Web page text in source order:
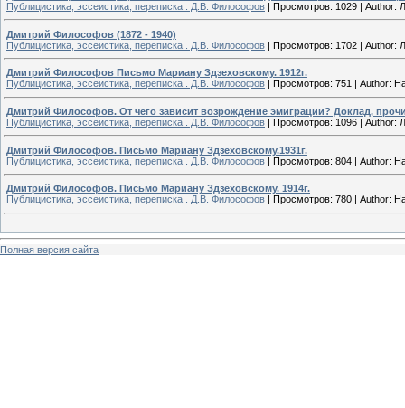
Публицистика, эссеистика, переписка . Д.В. Философов | Просмотров: 1029 | Author:
Дмитрий Философов (1872 - 1940)
Публицистика, эссеистика, переписка . Д.В. Философов | Просмотров: 1702 | Author:
Дмитрий Философов Письмо Мариану Здзеховскому. 1912г.
Публицистика, эссеистика, переписка . Д.В. Философов
Просмотров: 751 Author:
Дмитрий Философов. От чего зависит возрождение эмиграции? Доклад,
Публицистика, эссеистика, переписка . Д.В. Философов | Просмотров: 1096 | Author:
Дмитрий Философов. Письмо Мариану Здзеховскому.1931г.
Публицистика, эссеистика, переписка . Д.В. Философов | Просмотров: 804 | Author:
Дмитрий Философов. Письмо Мариану Здзеховскому. 1914г.
Публицистика, эссеистика, переписка . Д.В. Философов | Просмотров: 780 | Author:
Полная версия сайта